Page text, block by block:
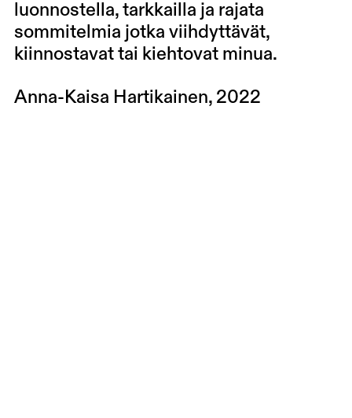
luonnostella, tarkkailla ja rajata
sommitelmia jotka viihdyttävät,
kiinnostavat tai kiehtovat minua.
Anna-Kaisa Hartikainen, 2022